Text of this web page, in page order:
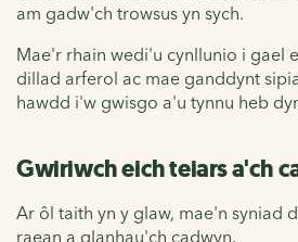
am gadw'ch trowsus yn sych.
Mae'r rhain wedi'u cynllunio i gael
dillad arferol ac mae ganddynt
hawdd i'w gwisgo a'u tynnu heb
Gwiriwch eich teiars a'ch
Ar ôl taith yn y glaw, mae'n syniad
raean a glanhau'ch cadwyn.